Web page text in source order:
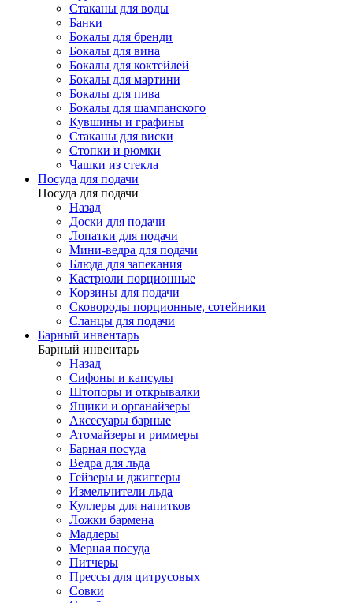
Стаканы для воды
Банки
Бокалы для бренди
Бокалы для вина
Бокалы для коктейлей
Бокалы для мартини
Бокалы для пива
Бокалы для шампанского
Кувшины и графины
Стаканы для виски
Стопки и рюмки
Чашки из стекла
Посуда для подачи
Посуда для подачи
Назад
Доски для подачи
Лопатки для подачи
Мини-ведра для подачи
Блюда для запекания
Кастрюли порционные
Корзины для подачи
Сковороды порционные, сотейники
Сланцы для подачи
Барный инвентарь
Барный инвентарь
Назад
Сифоны и капсулы
Штопоры и открывалки
Ящики и органайзеры
Аксесуары барные
Атомайзеры и риммеры
Барная посуда
Ведра для льда
Гейзеры и джиггеры
Измельчители льда
Куллеры для напитков
Ложки бармена
Мадлеры
Мерная посуда
Питчеры
Прессы для цитрусовых
Совки